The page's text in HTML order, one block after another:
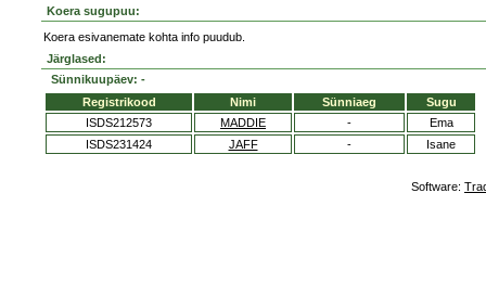
Koera sugupuu:
Koera esivanemate kohta info puudub.
Järglased:
Sünnikuupäev: -
Registrikood
Nimi Sünniaeg
Sugu
ISDS212573
MADDIE -
Ema
ISDS231424
JAFF - Isane
Software: